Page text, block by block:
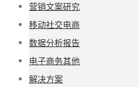
营销文案研究
移动社交电商
数据分析报告
电子商务其他
解决方案